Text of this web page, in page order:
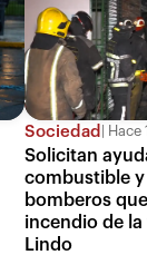
Sociedad Hace
Solicitan
combustible
bomberos
incendio de la
Lindo